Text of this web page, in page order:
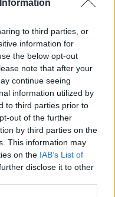
to third parties, or
information for
the below opt-out
note that after your
continue seeing
information utilized by
to third parties prior to
out of the further
by third parties on the
This information may
on the IAB’s List of
disclose it to other